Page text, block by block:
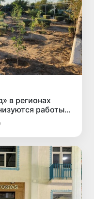
в регионах
работы